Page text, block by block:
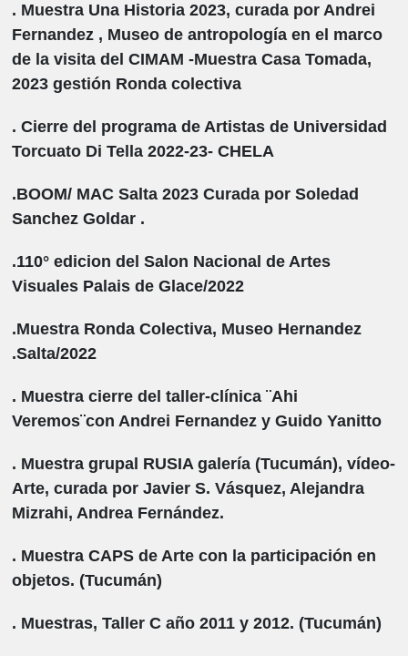
. Muestra Una Historia 2023, curada por Andrei
Fernandez , Museo de antropología en el marco
de la visita del CIMAM -Muestra Casa Tomada,
2023 gestión Ronda colectiva
. Cierre del programa de Artistas de Universidad
Torcuato Di Tella 2022-23- CHELA
.BOOM/ MAC Salta 2023 Curada por Soledad
Sanchez Goldar .
.110° edicion del Salon Nacional de Artes
Visuales Palais de Glace/2022
.Muestra Ronda Colectiva, Museo Hernandez
.Salta/2022
. Muestra cierre del taller-clínica ¨Ahi
Veremos¨con Andrei Fernandez y Guido Yanitto
. Muestra grupal RUSIA galería (Tucumán), vídeo-
Arte, curada por Javier S. Vásquez, Alejandra
Mizrahi, Andrea Fernández.
. Muestra CAPS de Arte con la participación en
objetos. (Tucumán)
. Muestras, Taller C año 2011 y 2012. (Tucumán)